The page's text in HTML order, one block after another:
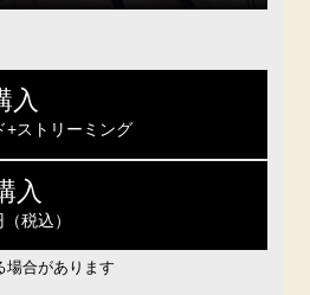
入
+ストリーミング
入
税込）
合があります